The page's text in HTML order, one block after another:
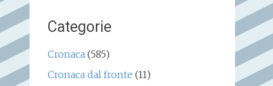
Categorie
Cronaca(585)
Cronaca dal fronte (11)